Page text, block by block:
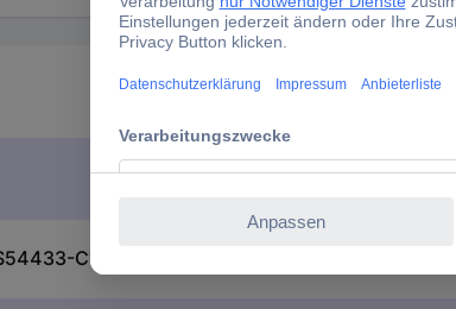
C112-A1 FC361-ZZ Brandmeldezentrale 1 St.